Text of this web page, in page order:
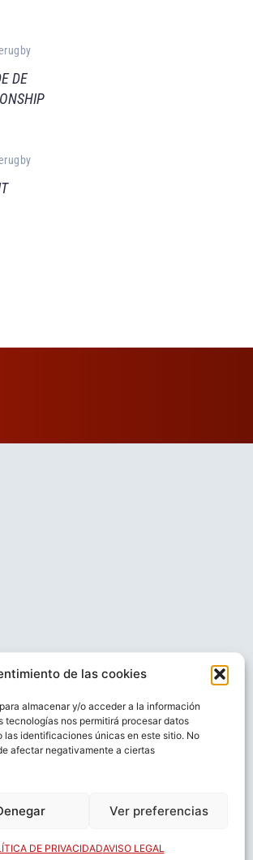
de las cookies
almacenar y/o acceder a la información
nos permitirá procesar datos
identificaciones únicas en este sitio. No
afectar negativamente a ciertas
Ver preferencias
DE PRIVACIDADAVISO LEGAL
DE